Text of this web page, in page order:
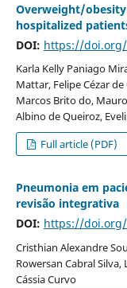
Overweight/
hospitalized
DOI: https://doi.org/
Karla Kelly Paniago
Mattar, Felipe Cézar
Marcos Brito do,
Albino de Queiroz,
Full article (PDF)
Pneumonia em
revisão integrativa
DOI: https://doi.org/
Cristhian Alexandre
Rowersan Cabral
Cássia Curvo